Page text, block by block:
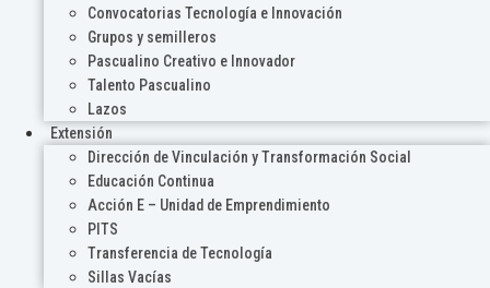
Convocatorias Tecnología e Innovación
Grupos y semilleros
Pascualino Creativo e Innovador
Talento Pascualino
Lazos
Extensión
Dirección de Vinculación y Transformación Social
Educación Continua
Acción E – Unidad de Emprendimiento
PITS
Transferencia de Tecnología
Sillas Vacías